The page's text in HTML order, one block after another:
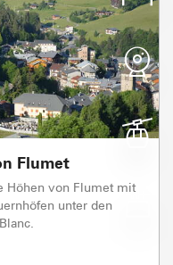
NOTRE DAME DE
Herz des
UNSERE
Flumet
Höhen von Flumet mit
unter den